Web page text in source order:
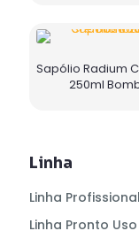
Sapólio Radium
250ml
Linha
Linha Profissional
Linha Pronto Uso